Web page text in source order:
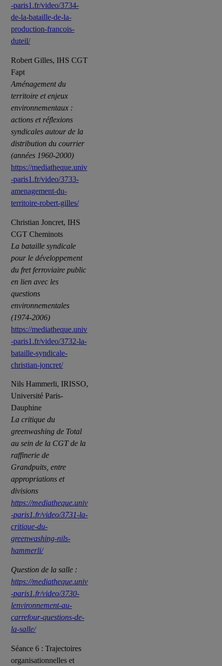
-paris1.fr/video/3734-
de-la-bataille-de-la-
production-francois-
duteil/
Robert Gilles, IHS CGT
Fapt
Aménagement du
territoire et enjeux
environnementaux :
actions et réflexions
syndicales autour de la
distribution du courrier
(années 1960-2000)
https://mediatheque.univ
-paris1.fr/video/3733-
amenagement-du-
territoire-robert-gilles/
Christian Joncret, IHS
CGT Cheminots
La bataille syndicale
pour le développement
du fret ferroviaire public
en lien avec les
questions
environnementales
(1974-2006)
https://mediatheque.univ
-paris1.fr/video/3732-la-
bataille-syndicale-
christian-joncret/
Nils Hammerli, IRISSO,
Université Paris-
Dauphine
La critique du
greenwashing de Total
au sein de la CGT de la
raffinerie de
Grandpuits, entre
appropriations et
divisions
https://mediatheque.univ
-paris1.fr/video/3731-la-
critique-du-
greenwashing-nils-
hammerli/
Question de la salle :
https://mediatheque.univ
-paris1.fr/video/3730-
lenvironnement-au-
carrefour-questions-de-
la-salle/
Séance 6 : Trajectoires
organisationnelles et